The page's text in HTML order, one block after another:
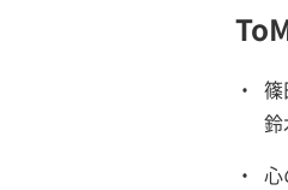
・ 篠
鈴
・